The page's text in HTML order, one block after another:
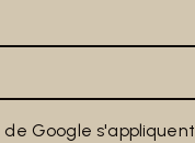
de Google s'appliquent.